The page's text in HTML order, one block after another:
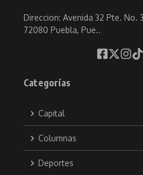
Direccion: Avenida 32 Pte. No.
72080 Puebla, Pue..
Categorías
Capital
Columnas
Deportes